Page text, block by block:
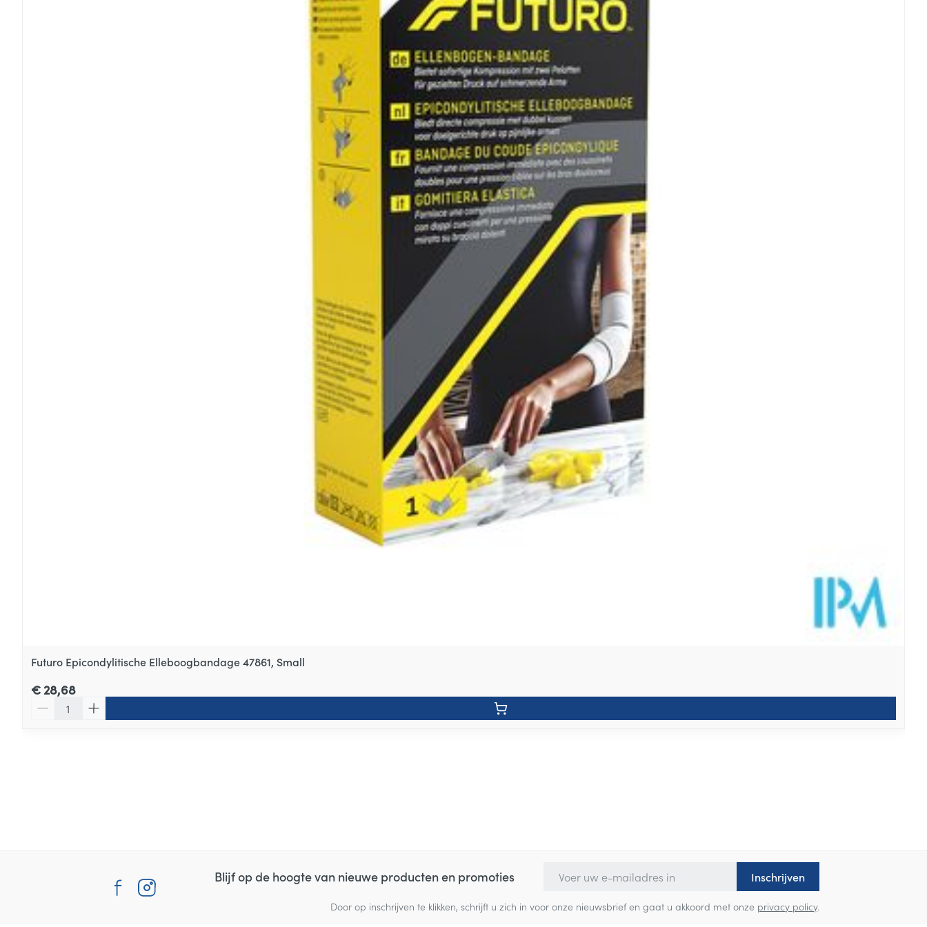
Futuro Epicondylitische Elleboogbandage 47861, Small
€ 28,68
Blijf op de hoogte van nieuwe producten en promoties Inschrijven
Door op inschrijven te klikken, schrijft u zich in voor onze nieuwsbrief en gaat u akkoord met onze privacy policy.